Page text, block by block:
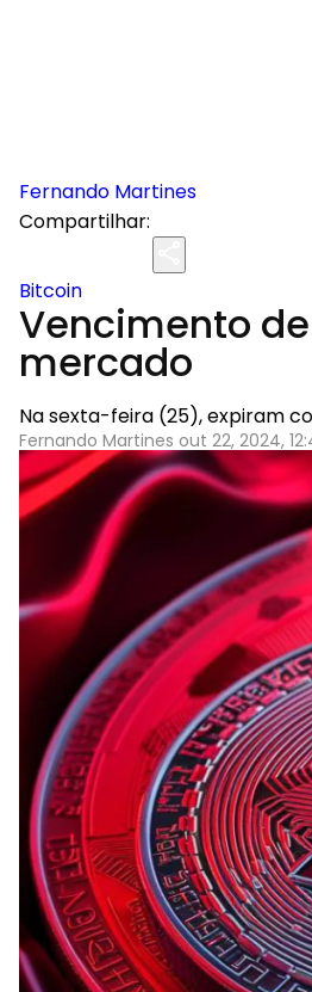
Fernando Martines
Compartilhar:
Bitcoin
Vencimento
mercado
Na sexta-feira (25), expiram
Fernando Martines out 22, 2024,